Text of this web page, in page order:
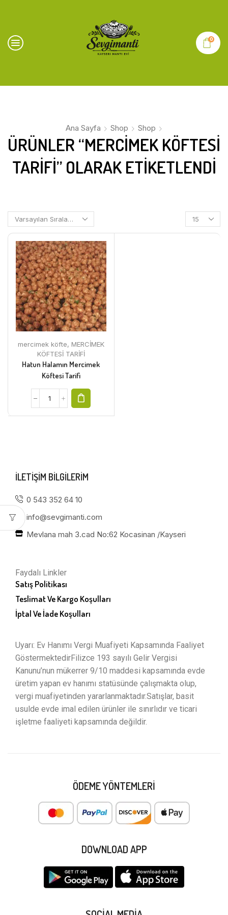
0
Ana Sayfa Shop Shop
ÜRÜNLER “MERCİMEK KÖFTESİ
TARİFİ” OLARAK ETIKETLENDI
mercimek köfte, MERCİMEK
KÖFTESİ TARİFİ
Hatun Halamın Mercimek
Köftesi Tarifi
ILETIŞIM BILGILERIM
0 543 352 64 10
info@sevgimanti.com
Mevlana mah 3.cad No:62 Kocasinan /Kayseri
Faydalı Linkler
Satış Politikası
Teslimat Ve Kargo Koşulları
İptal Ve İade Koşulları
Uyarı: Ev Hanımı Vergi Muafiyeti Kapsamında Faaliyet
GöstermektedirFilizce 193 sayılı Gelir Vergisi
Kanunu’nun mükerrer 9/10 maddesi kapsamında evde
üretim yapan ev hanımı statüsünde çalışmakta olup,
vergi muafiyetinden yararlanmaktadır.Satışlar, basit
usulde evde imal edilen ürünler ile sınırlıdır ve ticari
işletme faaliyeti kapsamında değildir.
ÖDEME YÖNTEMLERI
DOWNLOAD APP